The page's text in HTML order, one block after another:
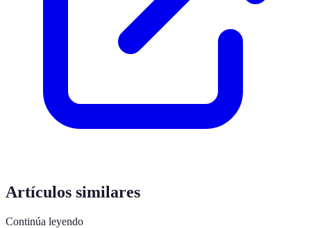
Artículos similares
Continúa leyendo